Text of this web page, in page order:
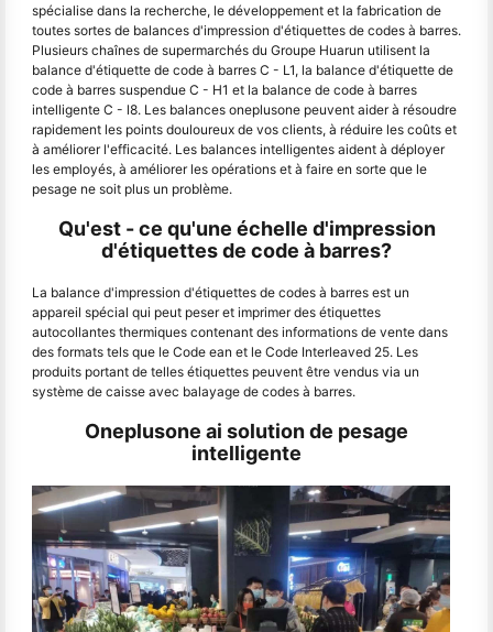
spécialise dans la recherche, le développement et la fabrication de
toutes sortes de balances d'impression d'étiquettes de codes à barres.
Plusieurs chaînes de supermarchés du Groupe Huarun utilisent la
balance d'étiquette de code à barres C - L1, la balance d'étiquette de
code à barres suspendue C - H1 et la balance de code à barres
intelligente C - l8. Les balances oneplusone peuvent aider à résoudre
rapidement les points douloureux de vos clients, à réduire les coûts et
à améliorer l'efficacité. Les balances intelligentes aident à déployer
les employés, à améliorer les opérations et à faire en sorte que le
pesage ne soit plus un problème.
Qu'est - ce qu'une échelle d'impression
d'étiquettes de code à barres?
La balance d'impression d'étiquettes de codes à barres est un
appareil spécial qui peut peser et imprimer des étiquettes
autocollantes thermiques contenant des informations de vente dans
des formats tels que le Code ean et le Code Interleaved 25. Les
produits portant de telles étiquettes peuvent être vendus via un
système de caisse avec balayage de codes à barres.
Oneplusone ai solution de pesage
intelligente